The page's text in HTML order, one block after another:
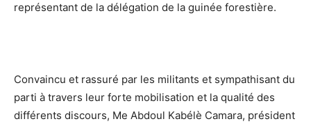
représentant de la délégation de la guinée forestière.
Convaincu et rassuré par les militants et sympathisant du
parti à travers leur forte mobilisation et la qualité des
différents discours, Me Abdoul Kabélè Camara, président